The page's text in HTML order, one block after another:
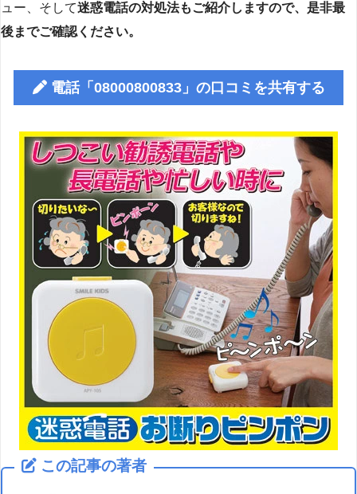
ュー、そして迷惑電話の対処法もご紹介しますので、是非最
後までご確認ください。
電話「08000800833」の口コミを共有する
この記事の著者